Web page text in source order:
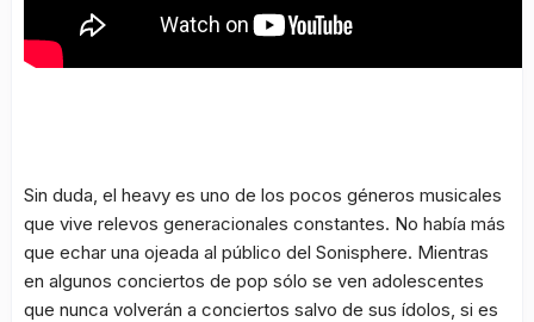
Sin duda, el heavy es uno de los pocos géneros musicales
que vive relevos generacionales constantes. No había más
que echar una ojeada al público del Sonisphere. Mientras
en algunos conciertos de pop sólo se ven adolescentes
que nunca volverán a conciertos salvo de sus ídolos, si es